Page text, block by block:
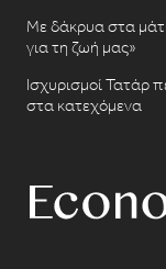
Με δάκρυα στα
για τη ζωή μας»
Ισχυρισμοί Τατάρ
στα κατεχόμενα